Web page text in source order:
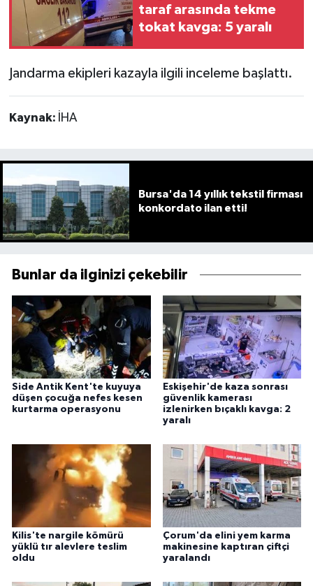
taraf arasında tekme
tokat kavga: 5 yaralı
Jandarma ekipleri kazayla ilgili inceleme başlattı.
Kaynak: İHA
Bursa'da 14 yıllık tekstil firması
konkordato ilan etti!
Bunlar da ilginizi çekebilir
Side Antik Kent'te kuyuya
düşen çocuğa nefes kesen
kurtarma operasyonu
Eskişehir'de kaza sonrası
güvenlik kamerası
izlenirken bıçaklı kavga: 2
yaralı
Kilis'te nargile kömürü
yüklü tır alevlere teslim
oldu
Çorum'da elini yem karma
makinesine kaptıran çiftçi
yaralandı